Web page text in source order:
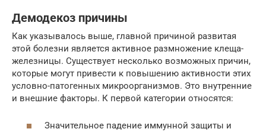
Демодекоз причины
Как указывалось выше, главной причиной развитая
этой болезни является активное размножение клеща-
железницы. Существует несколько возможных причин,
которые могут привести к повышению активности этих
условно-патогенных микроорганизмов. Это внутренние
и внешние факторы. К первой категории относятся:
Значительное падение иммунной защиты и